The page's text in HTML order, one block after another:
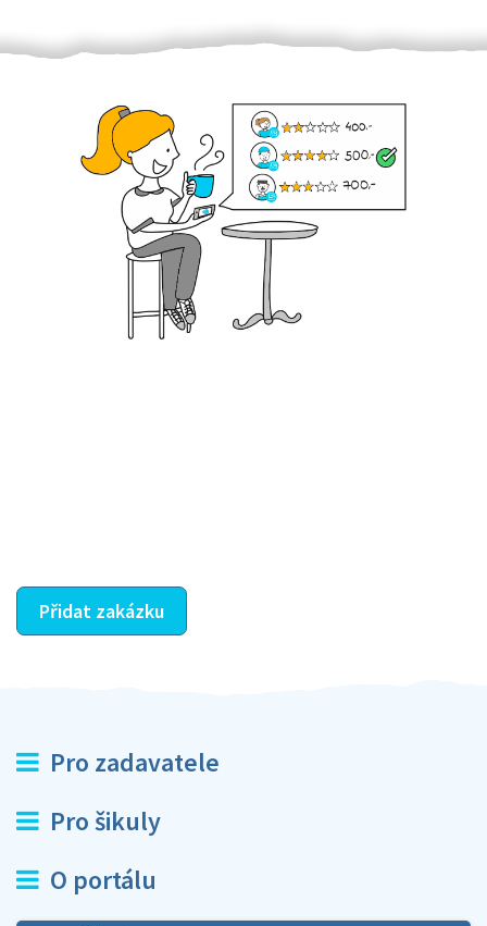
Přidat zakázku
Pro zadavatele
Pro šikuly
O portálu